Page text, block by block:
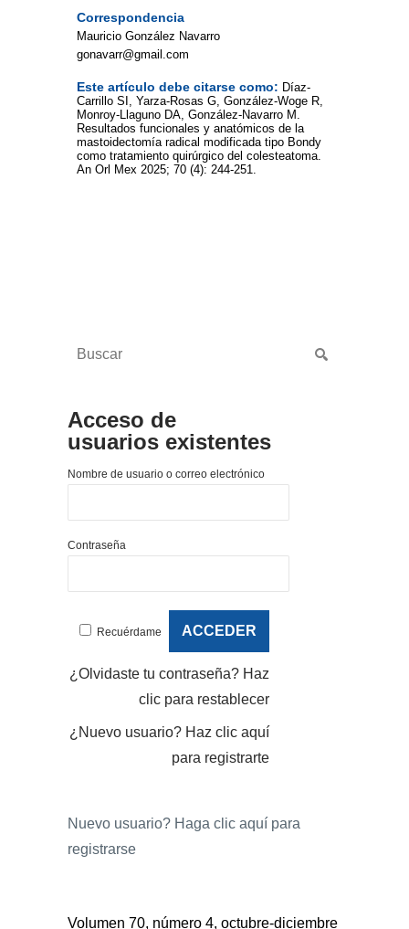
Correspondencia
Mauricio González Navarro
gonavarr@gmail.com
Este artículo debe citarse como: Díaz-
Carrillo SI, Yarza-Rosas G, González-Woge R,
Monroy-Llaguno DA, González-Navarro M.
Resultados funcionales y anatómicos de la
mastoidectomía radical modificada tipo Bondy
como tratamiento quirúrgico del colesteatoma.
An Orl Mex 2025; 70 (4): 244-251.
Acceso de
usuarios existentes
Nombre de usuario o correo electrónico
Contraseña
Recuérdame
¿Olvidaste tu contraseña? Haz
clic para restablecer
¿Nuevo usuario? Haz clic aquí
para registrarte
Nuevo usuario? Haga clic aquí para
registrarse
Volumen 70, número 4, octubre-diciembre